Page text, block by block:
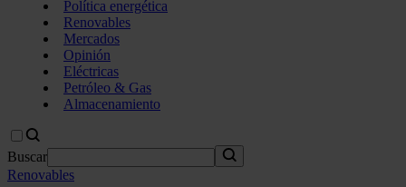
Política energética
Renovables
Mercados
Opinión
Eléctricas
Petróleo & Gas
Almacenamiento
Buscar
Renovables